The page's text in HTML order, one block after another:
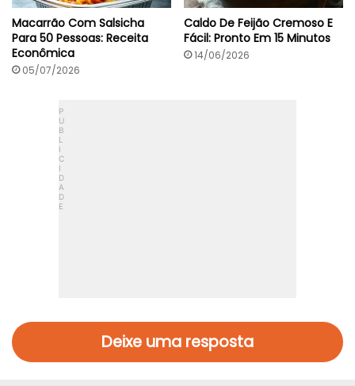
Macarrão Com Salsicha
Para 50 Pessoas: Receita
Econômica
05/07/2026
Caldo De Feijão Cremoso E
Fácil: Pronto Em 15 Minutos
14/06/2026
Deixe uma resposta